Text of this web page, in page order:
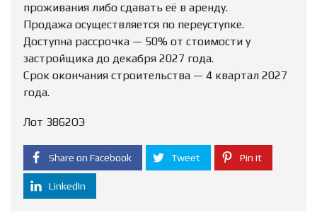
проживания либо сдавать её в аренду.
Продажа осуществляется по переуступке.
Доступна рассрочка — 50% от стоимости у
застройщика до декабря 2027 года.
Срок окончания строительства — 4 квартал 2027
года.
Лот 3862ОЭ
Share on Facebook Tweet Pin it
LinkedIn